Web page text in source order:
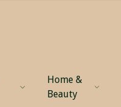
Home &
Beauty